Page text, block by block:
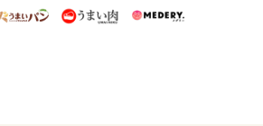
特集
まいめし うまいパン うまい肉